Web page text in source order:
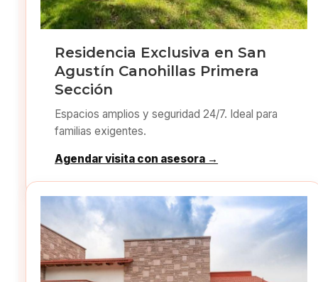
Residencia Exclusiva en San
Agustín Canohillas Primera
Sección
Espacios amplios y seguridad 24/7. Ideal para
familias exigentes.
Agendar visita con asesora →